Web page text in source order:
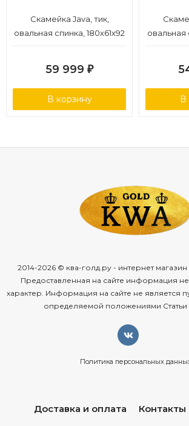
Скамейка Java, тик,
овальная спинка, 180x61x92
59 999 ₽
В корзину
овальная
В
2014-2026 © ква-голд.ру - интернет
Предоставленная на сайте информация
характер. Информация на сайте не является
определяемой положениями Статьи
Политика персональных
Доставка и оплата
Контакты